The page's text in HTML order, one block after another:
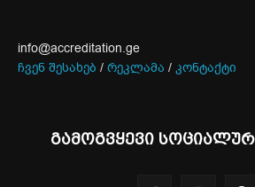
info@accreditation.ge
ჩვენ შესახებ / რეკლამა / კონტაქტი
გამოგვყევი